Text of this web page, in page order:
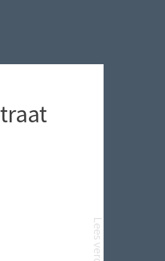
Lees verder